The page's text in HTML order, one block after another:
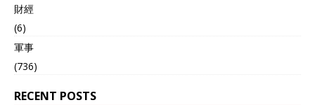
財經
(6)
軍事
(736)
RECENT POSTS